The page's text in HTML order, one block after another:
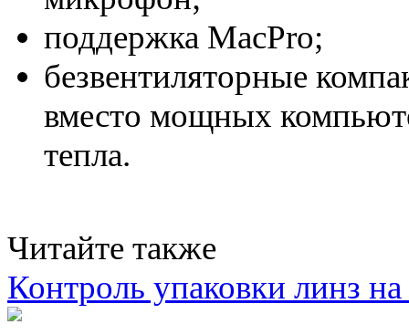
поддержка MacPro;
безвентиляторные
вместо мощных
тепла.
Читайте также
Контроль упаковки линз